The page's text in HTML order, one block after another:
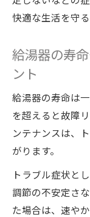
快適な生活を守
給湯器の寿
ント
給湯器の寿命は
を超えると故障
ンテナンスは、
がります。
トラブル症状と
調節の不安定さ
た場合は、速や